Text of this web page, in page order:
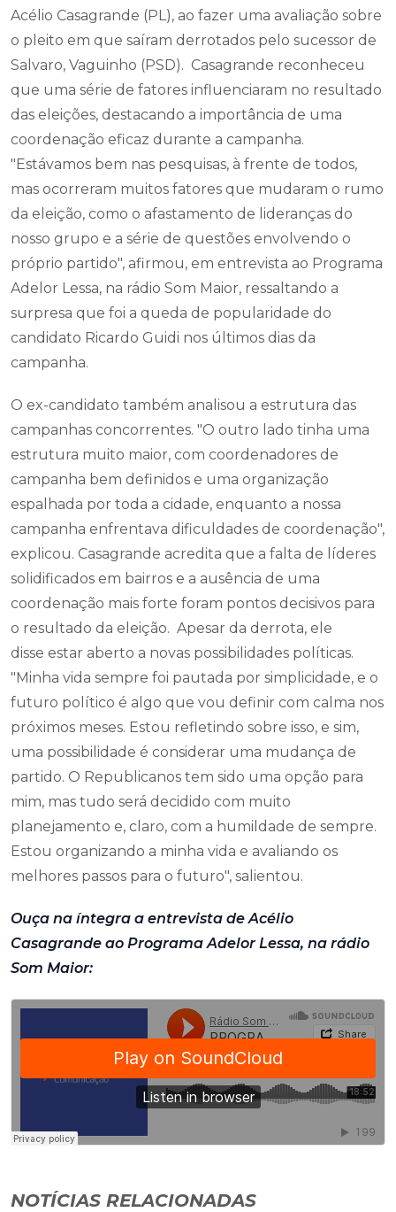
Acélio Casagrande (PL), ao fazer uma avaliação sobre
o pleito em que saíram derrotados pelo sucessor de
Salvaro, Vaguinho (PSD). Casagrande reconheceu
que uma série de fatores influenciaram no resultado
das eleições, destacando a importância de uma
coordenação eficaz durante a campanha.
"Estávamos bem nas pesquisas, à frente de todos,
mas ocorreram muitos fatores que mudaram o rumo
da eleição, como o afastamento de lideranças do
nosso grupo e a série de questões envolvendo o
próprio partido", afirmou, em entrevista ao Programa
Adelor Lessa, na rádio Som Maior, ressaltando a
surpresa que foi a queda de popularidade do
candidato Ricardo Guidi nos últimos dias da
campanha.
O ex-candidato também analisou a estrutura das
campanhas concorrentes. "O outro lado tinha uma
estrutura muito maior, com coordenadores de
campanha bem definidos e uma organização
espalhada por toda a cidade, enquanto a nossa
campanha enfrentava dificuldades de coordenação",
explicou. Casagrande acredita que a falta de líderes
solidificados em bairros e a ausência de uma
coordenação mais forte foram pontos decisivos para
o resultado da eleição. Apesar da derrota, ele
disse estar aberto a novas possibilidades políticas.
"Minha vida sempre foi pautada por simplicidade, e o
futuro político é algo que vou definir com calma nos
próximos meses. Estou refletindo sobre isso, e sim,
uma possibilidade é considerar uma mudança de
partido. O Republicanos tem sido uma opção para
mim, mas tudo será decidido com muito
planejamento e, claro, com a humildade de sempre.
Estou organizando a minha vida e avaliando os
melhores passos para o futuro", salientou.
Ouça na íntegra a entrevista de Acélio
Casagrande ao Programa Adelor Lessa, na rádio
Som Maior:
NOTÍCIAS RELACIONADAS